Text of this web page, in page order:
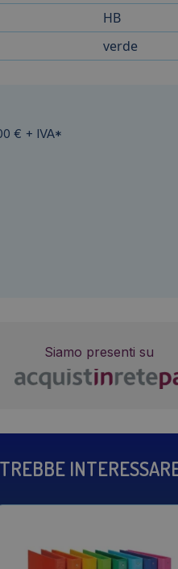
HB
verde
€ + IVA*
Siamo presenti su